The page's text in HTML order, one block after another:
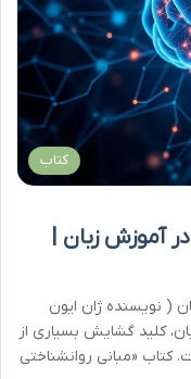
کتاب
آموزش زبان |
( نویسنده ژان ایون
کلید گشایش بسیاری از
کتاب «مبانی روانشناختی